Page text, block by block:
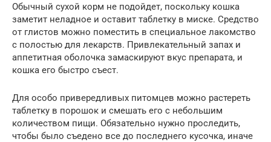
Обычный сухой корм не подойдет, поскольку кошка
заметит неладное и оставит таблетку в миске. Средство
от глистов можно поместить в специальное лакомство
с полостью для лекарств. Привлекательный запах и
аппетитная оболочка замаскируют вкус препарата, и
кошка его быстро съест.
Для особо привередливых питомцев можно растереть
таблетку в порошок и смешать его с небольшим
количеством пищи. Обязательно нужно проследить,
чтобы было съедено все до последнего кусочка, иначе